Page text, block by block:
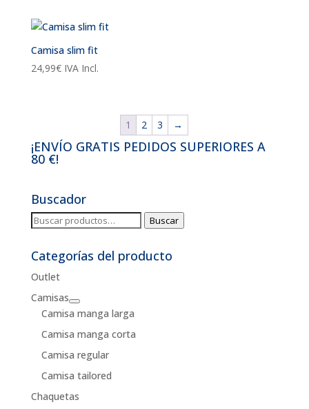
Camisa slim fit
24,99€ IVA Incl.
1 2 3 →
¡ENVÍO GRATIS PEDIDOS SUPERIORES A
80 €!
Buscador
Buscar
Buscar
Categorías del producto
Outlet
Camisas
Camisa manga larga
Camisa manga corta
Camisa regular
Camisa tailored
Chaquetas